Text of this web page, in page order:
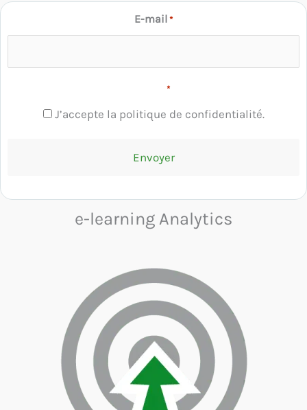
E-mail *
*
J’accepte la politique de confidentialité.
e-learning Analytics